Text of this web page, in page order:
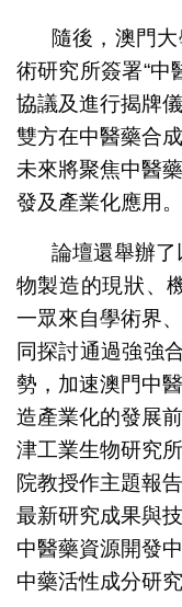
隨後，澳門
術研究所簽署“中
協議及進行揭牌
雙方在中醫藥合
未來將聚焦中醫
發及產業化應用。
論壇還舉辦了
物製造的現狀、
一眾來自學術界
同探討通過強強
勢，加速澳門中
造產業化的發展
津工業生物研究
院教授作主題報
最新研究成果與
中醫藥資源開發
中藥活性成分研